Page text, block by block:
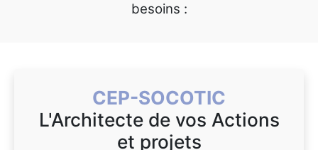
besoins :
CEP-SOCOTIC
L'Architecte de vos Actions
et projets